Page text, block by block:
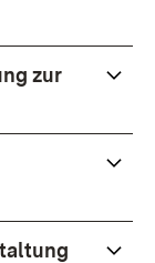
zur